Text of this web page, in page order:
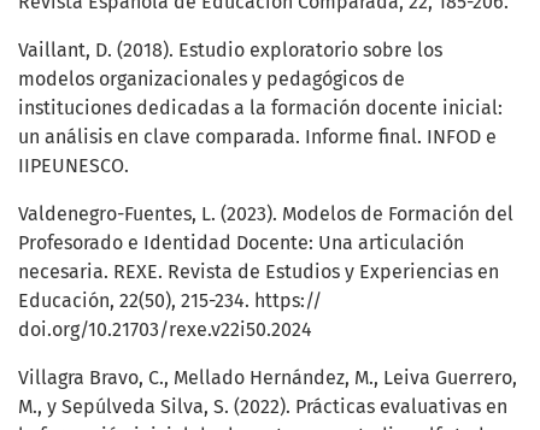
Vaillant, D. (2018). Estudio exploratorio sobre los
modelos organizacionales y pedagógicos de
instituciones dedicadas a la formación docente inicial:
un análisis en clave comparada. Informe final. INFOD e
IIPEUNESCO.
Valdenegro-Fuentes, L. (2023). Modelos de Formación del
Profesorado e Identidad Docente: Una articulación
necesaria. REXE. Revista de Estudios y Experiencias en
Educación, 22(50), 215-234. https://
doi.org/10.21703/rexe.v22i50.2024
Villagra Bravo, C., Mellado Hernández, M., Leiva Guerrero,
M., y Sepúlveda Silva, S. (2022). Prácticas evaluativas en